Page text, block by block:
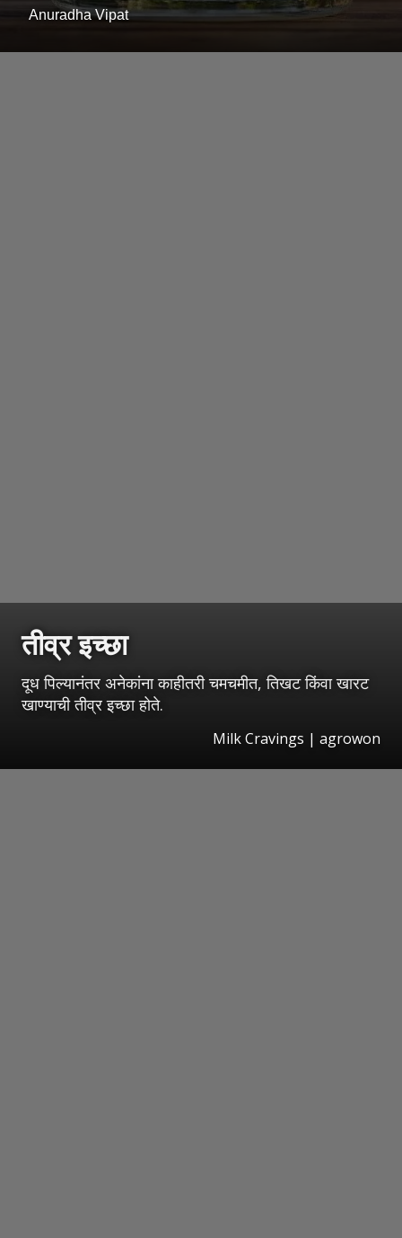
Anuradha Vipat
तीव्र इच्छा
दूध पिल्यानंतर अनेकांना काहीतरी चमचमीत, तिखट किंवा खारट
खाण्याची तीव्र इच्छा होते.
Milk Cravings | agrowon